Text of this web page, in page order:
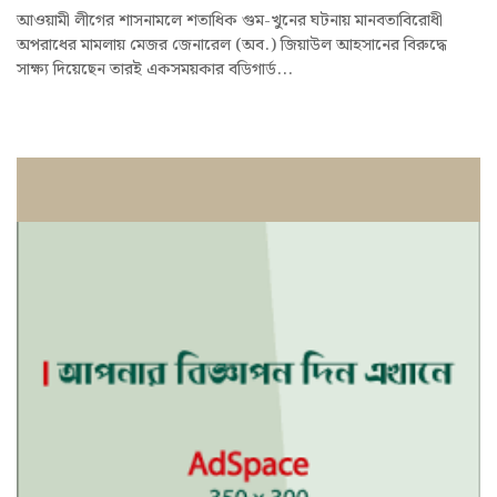
আওয়ামী লীগের শাসনামলে শতাধিক গুম-খুনের ঘটনায় মানবতাবিরোধী
অপরাধের মামলায় মেজর জেনারেল (অব.) জিয়াউল আহসানের বিরুদ্ধে
সাক্ষ্য দিয়েছেন তারই একসময়কার বডিগার্ড...